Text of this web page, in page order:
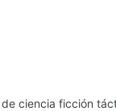
ciencia ficción